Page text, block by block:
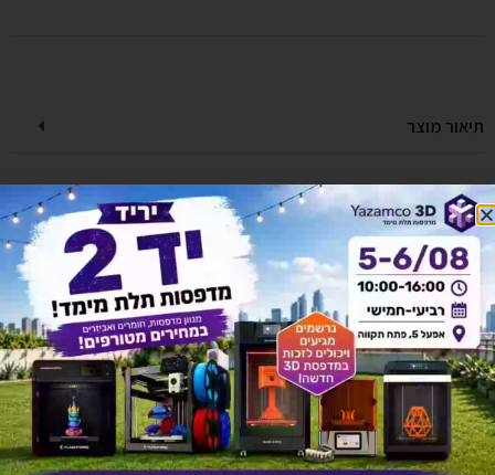
תיאור מוצר
מפרט טכני
אחריות ושירות
מדניות משלוחים
יש לך שאלה על המוצר?
לחץ כאן ונציגנו יחזרו אליך בהקדם!